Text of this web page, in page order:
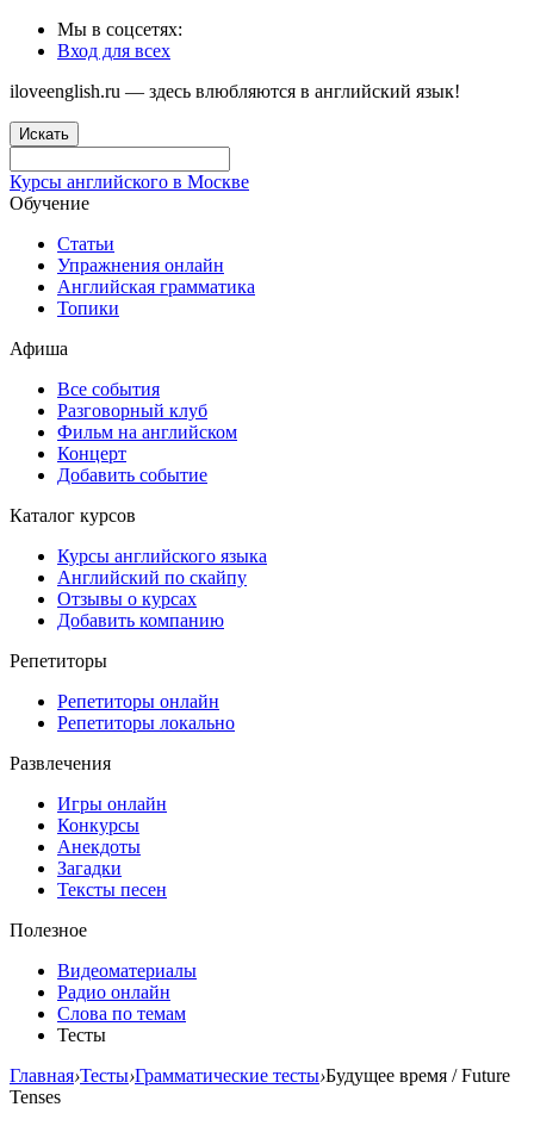
Мы в соцсетях:
Вход для всех
iloveenglish.ru — здесь влюбляются в английский язык!
Искать
Курсы английского в Москве
Обучение
Статьи
Упражнения онлайн
Английская грамматика
Топики
Афиша
Все события
Разговорный клуб
Фильм на английском
Концерт
Добавить событие
Каталог курсов
Курсы английского языка
Английский по скайпу
Отзывы о курсах
Добавить компанию
Репетиторы
Репетиторы онлайн
Репетиторы локально
Развлечения
Игры онлайн
Конкурсы
Анекдоты
Загадки
Тексты песен
Полезное
Видеоматериалы
Радио онлайн
Слова по темам
Тесты
Главная›Тесты›Грамматические тесты›Будущее время / Future
Tenses